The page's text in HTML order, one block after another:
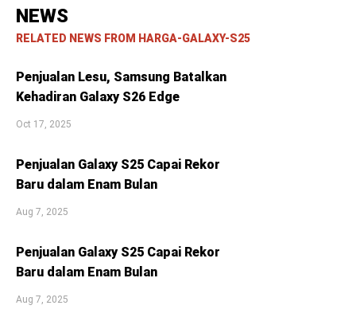
NEWS
RELATED NEWS FROM HARGA-GALAXY-S25
Penjualan Lesu, Samsung Batalkan
Kehadiran Galaxy S26 Edge
Oct 17, 2025
Penjualan Galaxy S25 Capai Rekor
Baru dalam Enam Bulan
Aug 7, 2025
Penjualan Galaxy S25 Capai Rekor
Baru dalam Enam Bulan
Aug 7, 2025